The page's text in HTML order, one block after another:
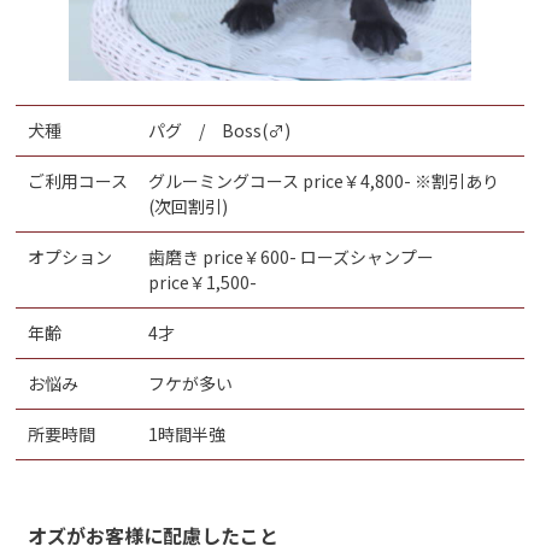
犬種 パグ / Boss(♂)
ご利用コース
グルーミングコース price￥4,800- ※割引あり
(次回割引)
オプション
歯磨き price￥600- ローズシャンプー
price￥1,500-
年齢 4才
お悩み フケが多い
所要時間 1時間半強
オズがお客様に配慮したこと